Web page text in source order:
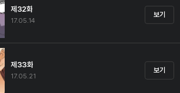
제32화
17.05.14
보기
제33화
17.05.21
보기